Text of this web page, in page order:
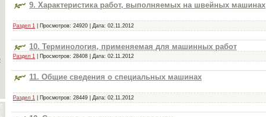
9. Характеристика работ, выполняемых на швейных машинах
Раздел 1 | Просмотров: 24920 | Дата: 02.11.2012
10. Терминология, применяемая для машинных работ
Раздел 1 | Просмотров: 28408 | Дата: 02.11.2012
11. Общие сведения о специальных машинах
Раздел 1 | Просмотров: 28449 | Дата: 02.11.2012